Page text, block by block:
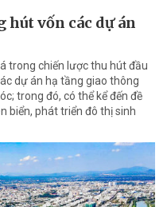
vốn các dự án
trong chiến lược thu hút đầu
dự án hạ tầng giao thông
trong đó, có thể kể đến đề
biển, phát triển đô thị sinh